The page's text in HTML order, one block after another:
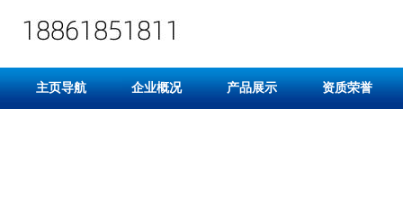
主页导航 企业概况 产品展示 资质荣誉